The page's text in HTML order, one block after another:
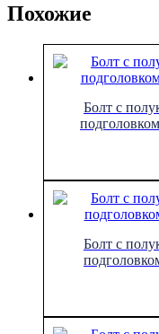
ГОСТ
70,7805-
20x100
Похожие
Болт с
Болт с